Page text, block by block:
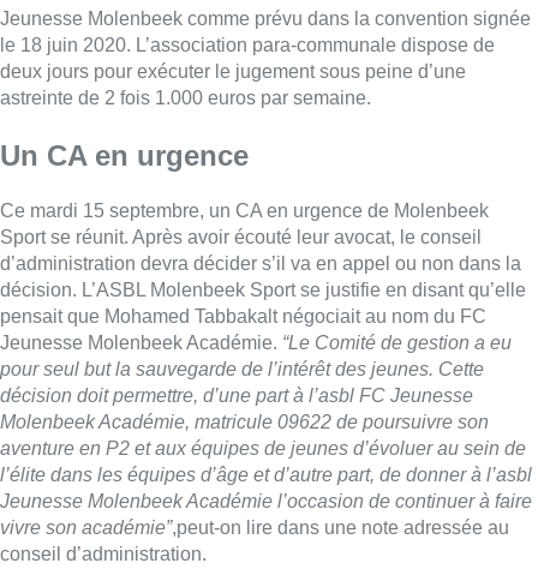
Jeunesse Molenbeek comme prévu dans la convention signée
le 18 juin 2020. L’association para-communale dispose de
deux jours pour exécuter le jugement sous peine d’une
astreinte de 2 fois 1.000 euros par semaine.
Un CA en urgence
Ce mardi 15 septembre, un CA en urgence de Molenbeek
Sport se réunit. Après avoir écouté leur avocat, le conseil
d’administration devra décider s’il va en appel ou non dans la
décision. L’ASBL Molenbeek Sport se justifie en disant qu’elle
pensait que Mohamed Tabbakalt négociait au nom du FC
Jeunesse Molenbeek Académie. “Le Comité de gestion a eu
pour seul but la sauvegarde de l’intérêt des jeunes. Cette
décision doit permettre, d’une part à l’asbl FC Jeunesse
Molenbeek Académie, matricule 09622 de poursuivre son
aventure en P2 et aux équipes de jeunes d’évoluer au sein de
l’élite dans les équipes d’âge et d’autre part, de donner à l’asbl
Jeunesse Molenbeek Académie l’occasion de continuer à faire
vivre son académie”,peut-on lire dans une note adressée au
conseil d’administration.